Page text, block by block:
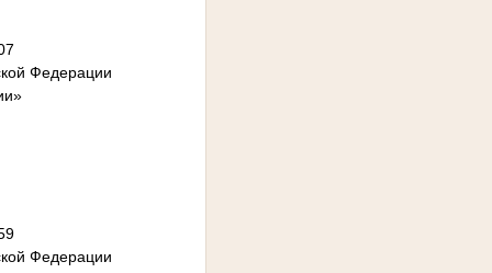
Федерации
Федерации